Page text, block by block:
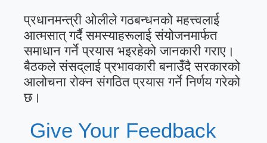
प्रधानमन्त्री ओलीले गठबन्धनको महत्त्वलाई
आत्मसात् गर्दै समस्याहरूलाई संयोजनमार्फत
समाधान गर्ने प्रयास भइरहेको जानकारी गराए।
बैठकले संसद्‌लाई प्रभावकारी बनाउँदै सरकारको
आलोचना रोक्न संगठित प्रयास गर्ने निर्णय गरेको
छ।
Give Your Feedback